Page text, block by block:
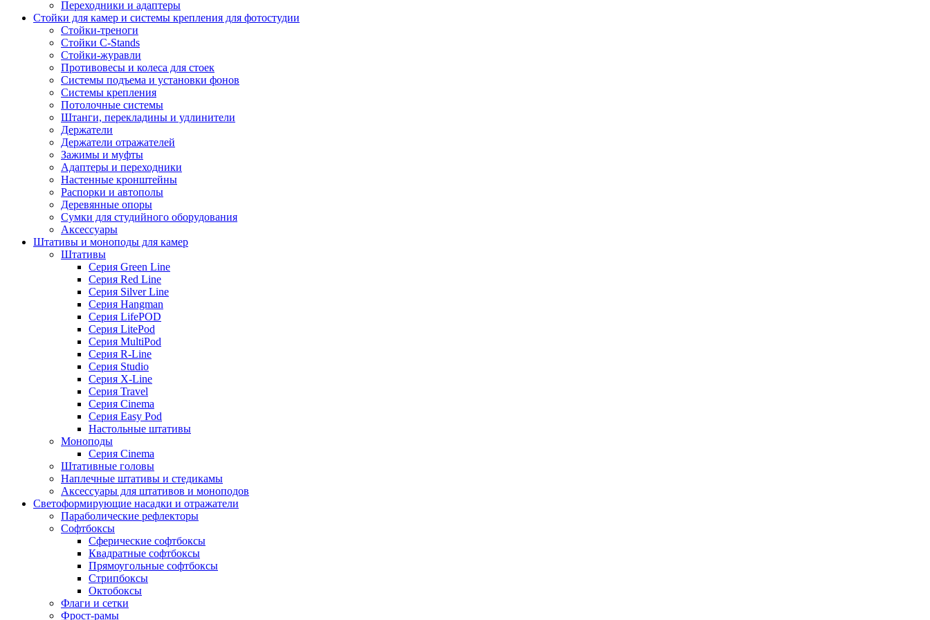
Переходники и адаптеры
Стойки для камер и системы крепления для фотостудии
Стойки-треноги
Стойки C-Stands
Стойки-журавли
Противовесы и колеса для стоек
Системы подъема и установки фонов
Системы крепления
Потолочные системы
Штанги, перекладины и удлинители
Держатели
Держатели отражателей
Зажимы и муфты
Адаптеры и переходники
Настенные кронштейны
Распорки и автополы
Деревянные опоры
Сумки для студийного оборудования
Аксессуары
Штативы и моноподы для камер
Штативы
Серия Green Line
Серия Red Line
Серия Silver Line
Серия Hangman
Серия LifePOD
Серия LitePod
Серия MultiPod
Серия R-Line
Серия Studio
Серия X-Line
Серия Travel
Серия Cinema
Серия Easy Pod
Настольные штативы
Моноподы
Серия Cinema
Штативные головы
Наплечные штативы и стедикамы
Аксессуары для штативов и моноподов
Светоформирующие насадки и отражатели
Параболические рефлекторы
Софтбоксы
Сферические софтбоксы
Квадратные софтбоксы
Прямоугольные софтбоксы
Стрипбоксы
Октобоксы
Флаги и сетки
Фрост-рамы